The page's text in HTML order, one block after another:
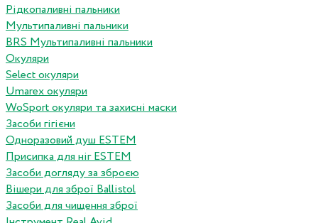
Рідкопаливні пальники
Мультипаливні пальники
BRS Мультипаливні пальники
Окуляри
Select окуляри
Umarex окуляри
WoSport окуляри та захисні маски
Засоби гігієни
Одноразовий душ ESTEM
Присипка для ніг ESTEM
Засоби догляду за зброєю
Вішери для зброї Ballistol
Засоби для чищення зброї